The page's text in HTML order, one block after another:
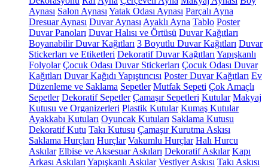
Aynası Salon Aynası Yatak Odası Aynası Parçalı Ayna
Dresuar Aynası Duvar Aynası Ayaklı Ayna Tablo Poster
Duvar Panoları Duvar Halısı ve Örtüsü Duvar Kağıtları
Boyanabilir Duvar Kağıtları 3 Boyutlu Duvar Kağıtları Duvar
Stickerları ve Etiketleri Dekoratif Duvar Kağıtları Yapışkanlı
Folyolar Çocuk Odası Duvar Stickerları Çocuk Odası Duvar
Kağıtları Duvar Kağıdı Yapıştırıcısı Poster Duvar Kağıtları Ev
Düzenleme ve Saklama Sepetler Mutfak Sepeti Çok Amaçlı
Sepetler Dekoratif Sepetler Çamaşır Sepetleri Kutular Makyaj
Kutusu ve Organizerleri Plastik Kutular Kumaş Kutular
Ayakkabı Kutuları Oyuncak Kutuları Saklama Kutusu
Dekoratif Kutu Takı Kutusu Çamaşır Kurutma Askısı
Saklama Hurçları Hurçlar Vakumlu Hurçlar Halı Hurcu
Askılar Elbise ve Aksesuar Askıları Dekoratif Askılar Kapı
Arkası Askıları Yapışkanlı Askılar Vestiyer Askısı Takı Askısı